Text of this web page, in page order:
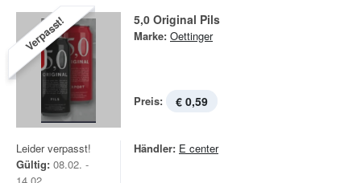
Verpasst! 5,0 Original Pils
Marke: Oettinger
Preis: € 0,59
Leider verpasst!
Gültig: 08.02. -
Händler: E center